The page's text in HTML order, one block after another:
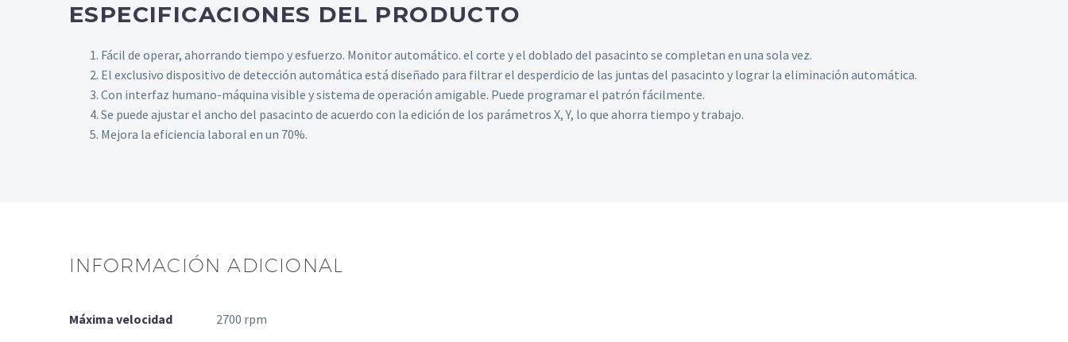
ESPECIFICACIONES DEL PRODUCTO
Fácil de operar, ahorrando tiempo y esfuerzo. Monitor automático. el corte y el doblado del pasacinto se completan en una sola vez.
El exclusivo dispositivo de detección automática está diseñado para filtrar el desperdicio de las juntas del pasacinto y lograr la eliminación automática.
Con interfaz humano-máquina visible y sistema de operación amigable. Puede programar el patrón fácilmente.
Se puede ajustar el ancho del pasacinto de acuerdo con la edición de los parámetros X, Y, lo que ahorra tiempo y trabajo.
Mejora la eficiencia laboral en un 70%.
INFORMACIÓN ADICIONAL
Máxima velocidad
2700 rpm